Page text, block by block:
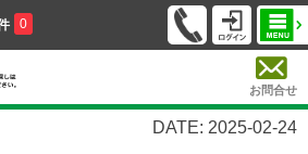
0
お問合せ
DATE: 2025-02-24